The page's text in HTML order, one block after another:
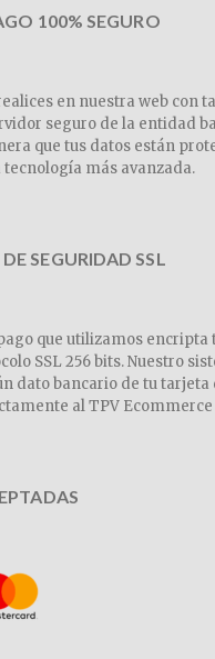
100% SEGURO
en nuestra web con
seguro de la entidad
que tus datos están
más avanzada.
SEGURIDAD SSL
que utilizamos encripta
SSL 256 bits. Nuestro
dato bancario de tu tarjeta
al TPV Ecommerce